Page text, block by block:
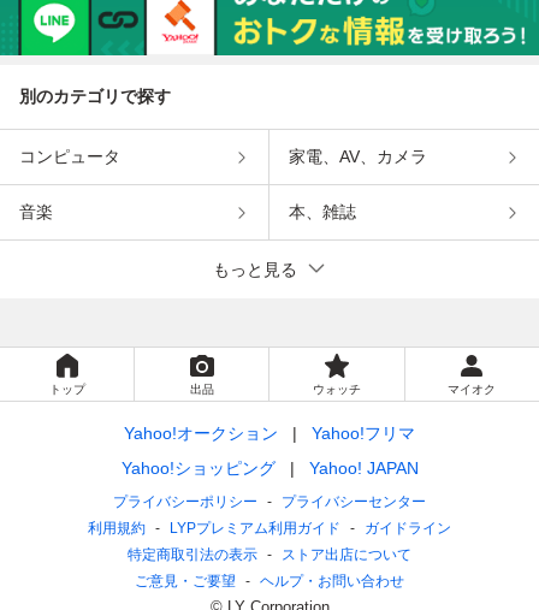
別のカテゴリで探す
コンピュータ 家電、AV、カメラ
音楽 本、雑誌
もっと見る
トップ 出品 ウォッチ マイオク
Yahoo!オークション
Yahoo!フリマ
Yahoo!ショッピング
Yahoo! JAPAN
プライバシーポリシー
プライバシーセンター
利用規約
LYPプレミアム利用ガイド
ガイドライン
特定商取引法の表示
ストア出店について
ご意見・ご要望
ヘルプ・お問い合わせ